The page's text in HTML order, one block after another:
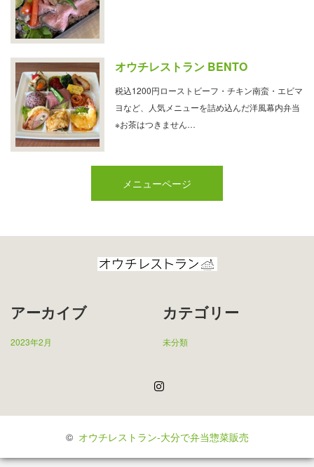
オウチレストラン BENTO
税込1200円ローストビーフ・チキン南蛮・エビマ
ヨなど、人気メニューを詰め込んだ洋風幕内弁当
※お茶はつきません…
メニューページ
アーカイブ
2023年2月
カテゴリー
未分類
© オウチレストラン-大分で弁当惣菜販売